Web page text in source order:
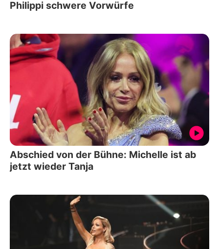
Philippi schwere Vorwürfe
Abschied von der Bühne: Michelle ist ab
jetzt wieder Tanja